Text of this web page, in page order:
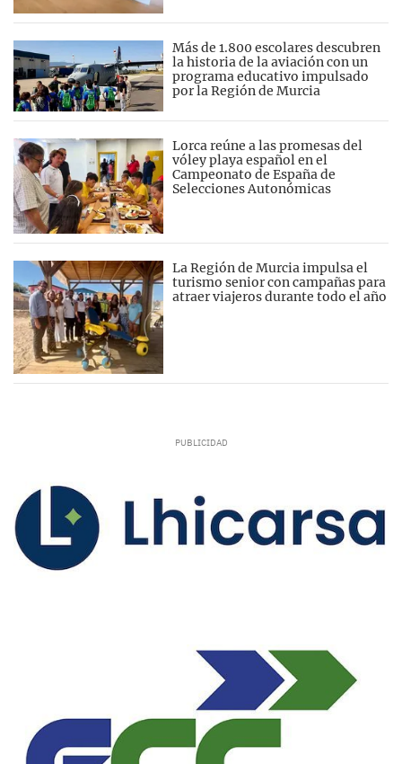
Más de 1.800 escolares descubren
la historia de la aviación con un
programa educativo impulsado
por la Región de Murcia
Lorca reúne a las promesas del
vóley playa español en el
Campeonato de España de
Selecciones Autonómicas
La Región de Murcia impulsa el
turismo senior con campañas para
atraer viajeros durante todo el año